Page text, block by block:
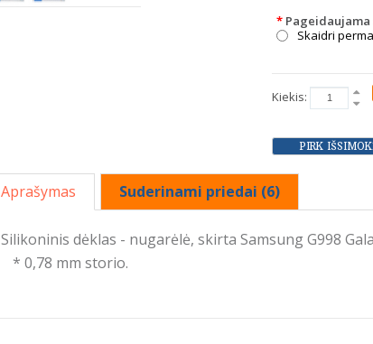
* Pageidaujama
Skaidri
Kiekis:
Aprašymas Suderinami priedai (6)
Silikoninis dėklas - nugarėlė, skirta Samsung G998
* 0,78 mm storio.